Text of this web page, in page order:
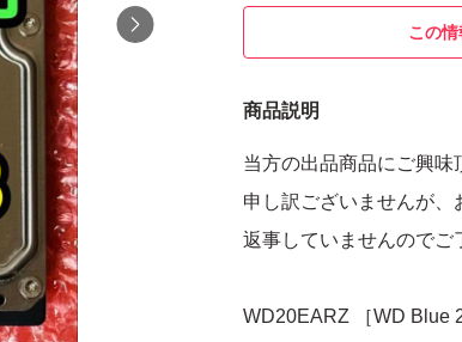
この
商品説明
当方の出品商品にご興味
申し訳ございませんが
返事していませんのでご
WD20EARZ ［WD Blue